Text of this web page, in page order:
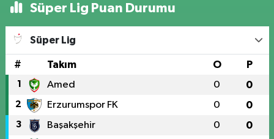
Süper Lig Puan Durumu
Süper Lig
# Takım O P
1 Amed 0 0
2 Erzurumspor FK 0 0
3 Başakşehir 0 0